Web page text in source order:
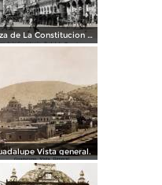
Plaza de La Constitucion y Portal de mercaderes por el fotografo Felix Miret.
Vista general.